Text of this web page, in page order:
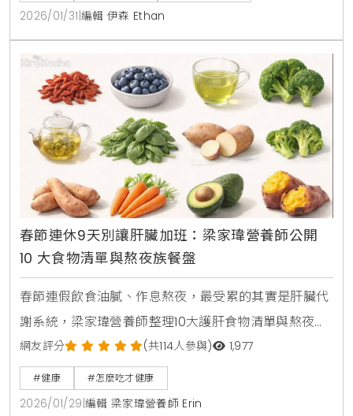
就醫警訊，幫助您找回優質睡眠。
2026/01/31 編輯 伊森 Ethan
春節連休9天別讓肝臟加班：梁家瑋營養師公開
10 大食物清單與熬夜族餐盤
春節連假飲食油膩、作息熬夜，最受累的其實是肝臟代
謝系統，梁家瑋營養師整理10大護肝食物清單與熬夜族
餐盤原則，從抗氧化、脂肪代謝到高纖飲食重點，教你
過年期間降低脂肪肝風險、減輕肝臟負擔。
網友評分 (共114人參與) 1,977
#健康 #怎麼吃才健康
2026/01/29 編輯 梁家瑋營養師 Erin